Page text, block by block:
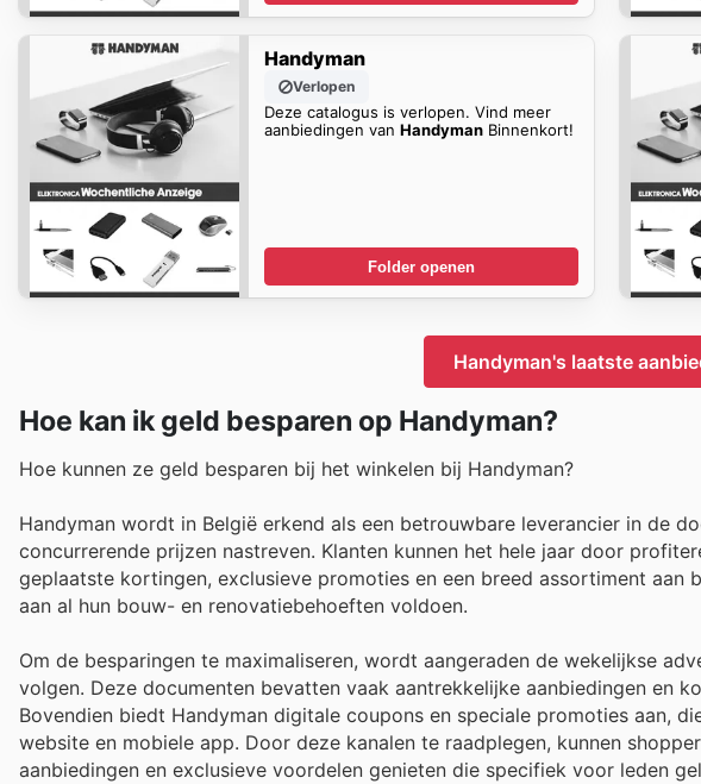
Handyman
Verlopen
Deze catalogus is verlopen. Vind meer
aanbiedingen van HandymanBinnenkort!
Folder openen
Handyman's laatste
Hoe kan ik geld besparen op Handyman?
Hoe kunnen ze geld besparen bij het winkelen bij Handyman?
Handyman wordt in België erkend als een betrouwbare leverancier in de
concurrerende prijzen nastreven. Klanten kunnen het hele jaar door
geplaatste kortingen, exclusieve promoties en een breed assortiment
aan al hun bouw- en renovatiebehoeften voldoen.
Om de besparingen te maximaliseren, wordt aangeraden de wekelijkse
volgen. Deze documenten bevatten vaak aantrekkelijke aanbiedingen en
Bovendien biedt Handyman digitale coupons en speciale promoties aan,
website en mobiele app. Door deze kanalen te raadplegen, kunnen
aanbiedingen en exclusieve voordelen genieten die specifiek voor leden